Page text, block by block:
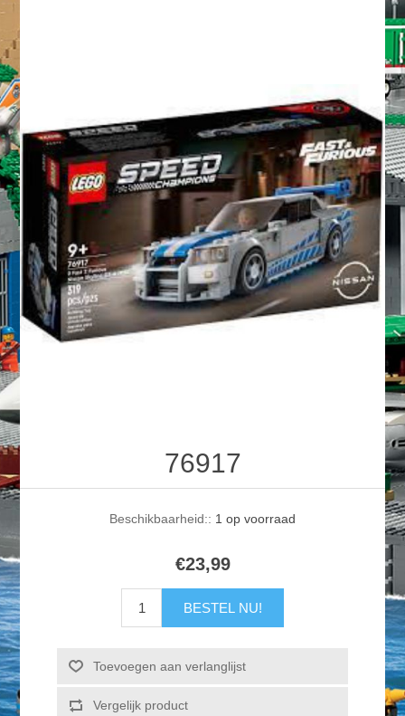
Contact
76917
Beschikbaarheid:: 1 op voorraad
€23,99
BESTEL NU!
Toevoegen aan verlanglijst
Vergelijk product